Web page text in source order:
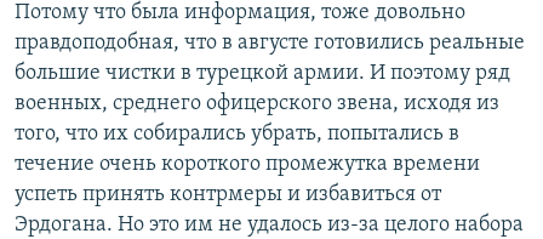
Потому что была информация, тоже довольно
правдоподобная, что в августе готовились реальные
большие чистки в турецкой армии. И поэтому ряд
военных, среднего офицерского звена, исходя из
того, что их собирались убрать, попытались в
течение очень короткого промежутка времени
успеть принять контрмеры и избавиться от
Эрдогана. Но это им не удалось из-за целого набора